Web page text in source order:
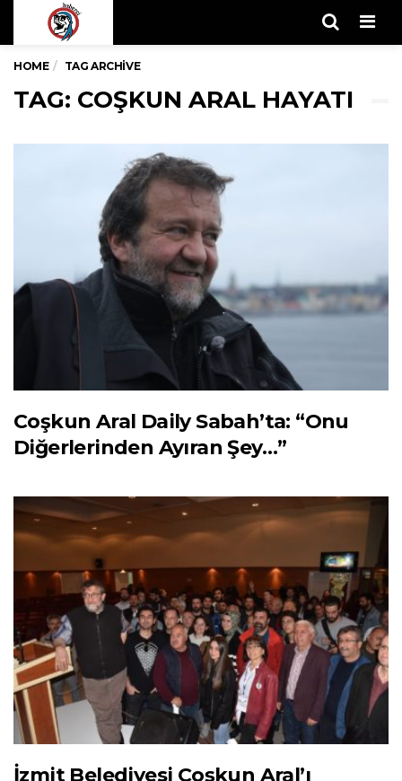
HOME TAG ARCHIVE
TAG: COŞKUN ARAL HAYATI
Coşkun Aral Daily Sabah’ta: “Onu
Diğerlerinden Ayıran Şey…”
İzmit Belediyesi Coşkun Aral’ı